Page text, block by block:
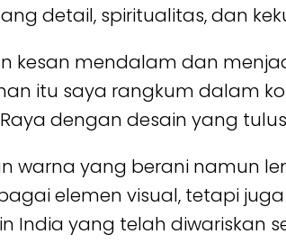
detail, spiritualitas, dan
kesan mendalam dan
itu saya rangkum dalam
dengan desain yang
warna yang berani namun
elemen visual, tetapi
India yang telah diwariskan